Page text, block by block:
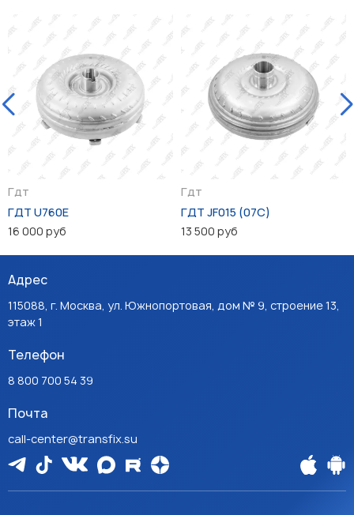
Гдт
ГДТ U760E
16 000 руб
Гдт
ГДТ JF015 (07C)
13 500 руб
Адрес
115088, г. Москва, ул. Южнопортовая, дом № 9, строение 13,
этаж 1
Телефон
8 800 700 54 39
Почта
call-center@transfix.su